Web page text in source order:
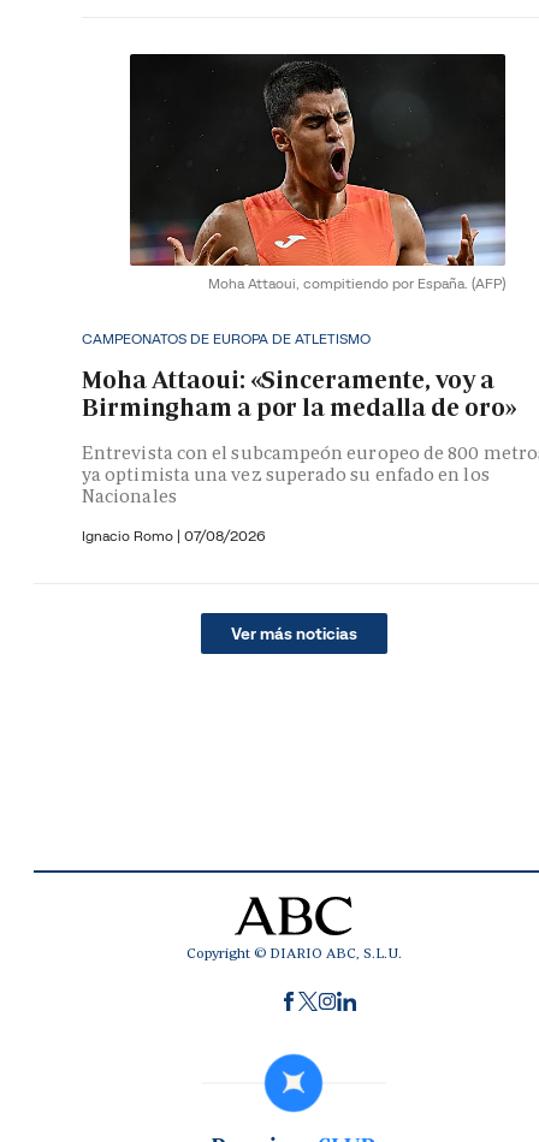
Moha Attaoui, compitiendo por España. (AFP)
CAMPEONATOS DE EUROPA DE ATLETISMO
Moha Attaoui: «Sinceramente, voy a
Birmingham a por la medalla de oro»
Entrevista con el subcampeón europeo de 800
ya optimista una vez superado su enfado en los
Nacionales
Ignacio Romo | 07/08/2026
Ver más noticias
Copyright © DIARIO ABC, S.L.U.